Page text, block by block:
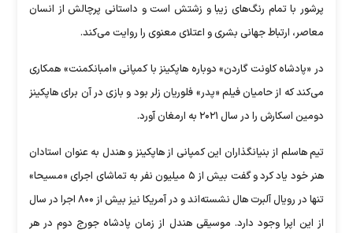
پرشور با تمام رنگ‌های زیبا و زشتش است و داستانی پرچالش از انسان
معاصر، ارتباط جهانی بشری و اعتلای معنوی را روایت می‌کند.
در «پادشاه کاونت گاردن» دوباره هاپکینز با کمپانی «امبانکمنت» همکاری
می‌کند که از حامیان فیلم «پدر» فلوریان زلر بود و بازی در آن برای هاپکینز
دومین اسکارش را در سال ۲۰۲۱ به ارمغان آورد.
تیم هاسلم از بنیانگذاران این کمپانی از هاپکینز و هندل به عنوان استادان
هنر خود یاد کرد و گفت بیش از ۵ میلیون نفر به تماشای اجرای «مسیحا»
تنها در رویال آلبرت هال نشسته‌اند و در آمریکا نیز بیش از ۸۰۰ اجرا در سال
از این اپرا وجود دارد. موسیقی هندل از زمان پادشاه جورج دوم در هر